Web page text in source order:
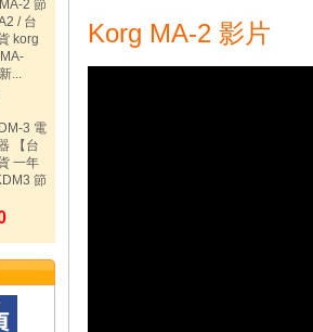
2 節
/ 台
korg
...
3 電
【台
一年
節
Korg MA-2 影片